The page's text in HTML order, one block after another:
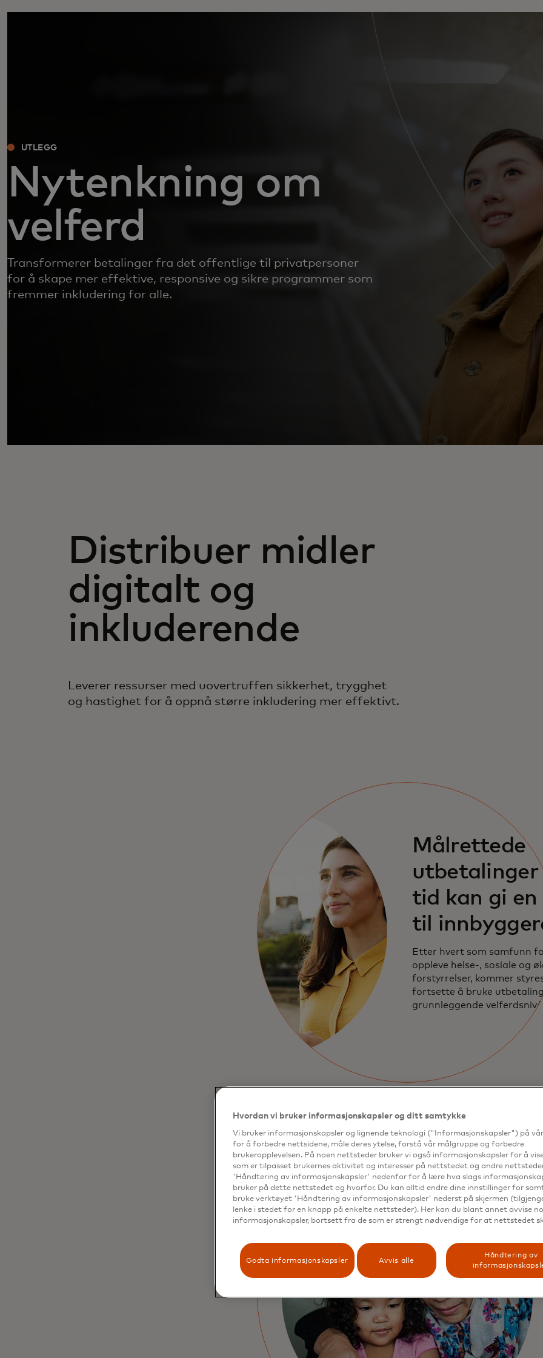
UTLEGG
Nytenkning om
velferd
Transformerer betalinger fra det offentlige til privatpersoner
for å skape mer effektive, responsive og sikre programmer som
fremmer inkludering for alle.
Distribuer midler
digitalt og
inkluderende
Leverer ressurser med uovertruffen sikkerhet, trygghet
og hastighet for å oppnå større inkludering mer effektivt.
Målrettede
utbetalinger
tid kan gi en
til
Etter hvert som samfunn
oppleve helse-, sosiale og
forstyrrelser, kommer
fortsette å bruke
grunnleggende
Hvordan vi bruker informasjonskapsler og ditt samtykke
Vi bruker informasjonskapsler og lignende teknologi ("Informasjonskapsler") på
for å forbedre nettsidene, måle deres ytelse, forstå vår målgruppe og forbedre
brukeropplevelsen. På noen nettsteder bruker vi også informasjonskapsler for å
som er tilpasset brukernes aktivitet og interesser på nettstedet og andre
'Håndtering av informasjonskapsler' nedenfor for å lære hva slags
bruker på dette nettstedet og hvorfor. Du kan alltid endre dine innstillinger for
bruke verktøyet 'Håndtering av informasjonskapsler' nederst på skjermen
lenke i stedet for en knapp på enkelte nettsteder). Her kan du blant annet avvise
informasjonskapsler, bortsett fra de som er strengt nødvendige for at nettstedet
Godta informasjonskapsler Avvis alle
Håndtering av